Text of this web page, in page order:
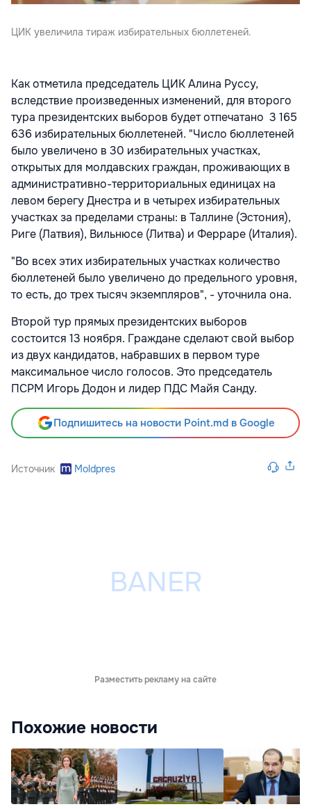
ЦИК увеличила тираж избирательных бюллетеней.
Как отметила председатель ЦИК Алина Руссу,
вследствие произведенных изменений, для второго
тура президентских выборов будет отпечатано 3 165
636 избирательных бюллетеней. "Число бюллетеней
было увеличено в 30 избирательных участках,
открытых для молдавских граждан, проживающих в
административно-территориальных единицах на
левом берегу Днестра и в четырех избирательных
участках за пределами страны: в Таллине (Эстония),
Риге (Латвия), Вильнюсе (Литва) и Ферраре (Италия).
"Во всех этих избирательных участках количество
бюллетеней было увеличено до предельного уровня,
то есть, до трех тысяч экземпляров", - уточнила она.
Второй тур прямых президентских выборов
состоится 13 ноября. Граждане сделают свой выбор
из двух кандидатов, набравших в первом туре
максимальное число голосов. Это председатель
ПСРМ Игорь Додон и лидер ПДС Майя Санду.
Подпишитесь на новости Point.md в Google
Источник Moldpres
Разместить рекламу на сайте
Похожие новости